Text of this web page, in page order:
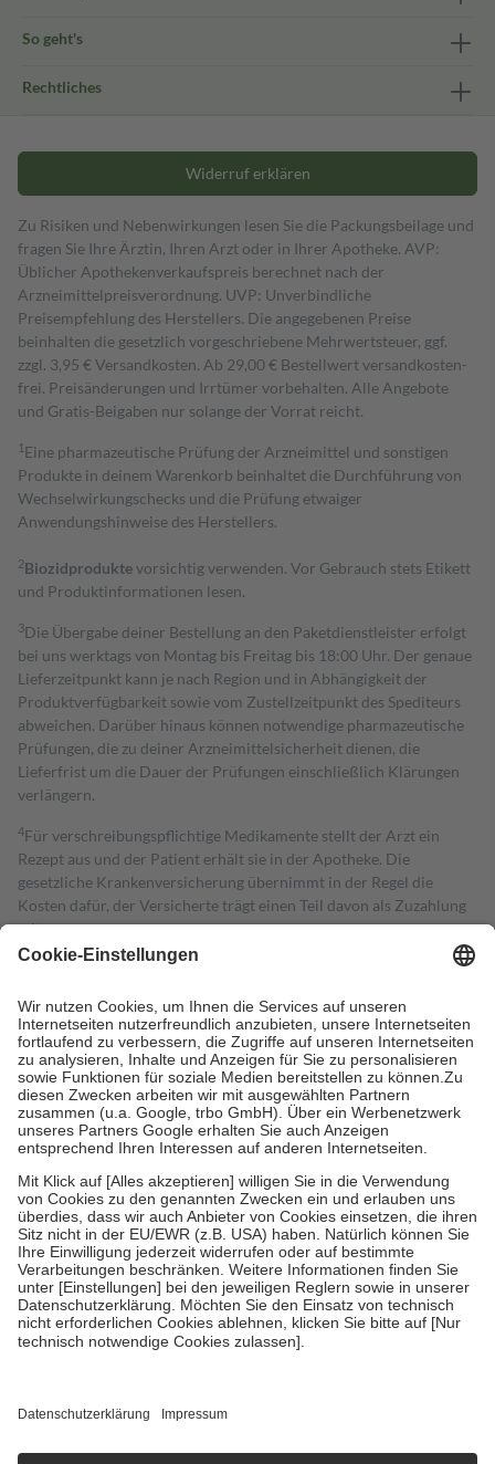
So geht's
Rechtliches
Widerruf erklären
Zu Risiken und Nebenwirkungen lesen Sie die Packungsbeilage und
fragen Sie Ihre Ärztin, Ihren Arzt oder in Ihrer Apotheke. AVP:
Üblicher Apothekenverkaufspreis berechnet nach der
Arzneimittelpreisverordnung. UVP: Unverbindliche
Preisempfehlung des Herstellers. Die angegebenen Preise
beinhalten die gesetzlich vorgeschriebene Mehrwertsteuer, ggf.
zzgl. 3,95 € Versandkosten. Ab 29,00 € Bestell­wert versand­kosten­
frei. Preisänderungen und Irrtümer vorbehalten. Alle Angebote
und Gratis-Beigaben nur solange der Vorrat reicht.
1 Eine pharmazeutische Prüfung der Arzneimittel und sonstigen
Produkte in deinem Warenkorb beinhaltet die Durchführung von
Wechselwirkungschecks und die Prüfung etwaiger
Anwendungshinweise des Herstellers.
2Biozidproduktevorsichtig verwenden. Vor Gebrauch stets Etikett
und Produktinformationen lesen.
3Die Übergabe deiner Bestellung an den Paketdienstleister erfolgt
bei uns werktags von Montag bis Freitag bis 18:00 Uhr. Der genaue
Lieferzeitpunkt kann je nach Region und in Abhängigkeit der
Produktverfügbarkeit sowie vom Zustellzeitpunkt des Spediteurs
abweichen. Darüber hinaus können notwendige pharmazeutische
Prüfungen, die zu deiner Arzneimittelsicherheit dienen, die
Lieferfrist um die Dauer der Prüfungen einschließlich Klärungen
verlängern.
4Für verschreibungspflichtige Medikamente stellt der Arzt ein
Rezept aus und der Patient erhält sie in der Apotheke. Die
gesetzliche Krankenversicherung übernimmt in der Regel die
Kosten dafür, der Versicherte trägt einen Teil davon als Zuzahlung
mit.
Grundsätzlich leisten Mitglieder Zuzahlungen in Höhe von zehn
höchstens zehn Euro.
Es sind jedoch nie mehr als die tatsächlichen
Kosten der Leistung zu entrichten.
Diese Regeln gelten grundsätzlich auch für Online-Apotheken.
Bei Heilmitteln und häuslicher Krankenpflege beträgt die
Zuzahlung zehn Prozent der Kosten sowie zehn Euro je
Verordnung.
Um das Engagement der Versicherten für ihre eigene Gesundheit zu
stärken und die besondere Stellung der Familie zu unterstützen,
fallenkeine Zuzahlungenan bei:
• Kindern und Jugendlichen bis zum vollendeten 18. Lebensjahr
mit Ausnahme der Fahrkosten
• Untersuchungen zur Vorsorge und Früherkennung, die von der
GKV getragen werden
• empfohlenen Schutzimpfungen
• Harn- und Blutteststreifen
getroffen, um sicherzustellen, dass es sich um echte Bewertungen
https://help.etrusted.com/hc/de/articles/4419944605341